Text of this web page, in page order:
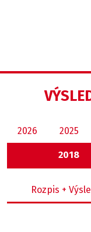
2026 2025
2018
Rozpis +